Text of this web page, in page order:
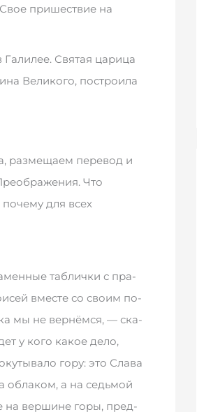
пришествие на
Святая царица
Великого, построила
размещаем перевод и
Что
для всех
таб­ли­ч­ки с пра­
вме­сте со сво­им по­
мы не вер­нём­ся, — ска­
у ко­го ка­кое де­ло,
го­ру: это Сла­ва
об­ла­ком, а на седь­мой
на вер­ши­не го­ры, пред­